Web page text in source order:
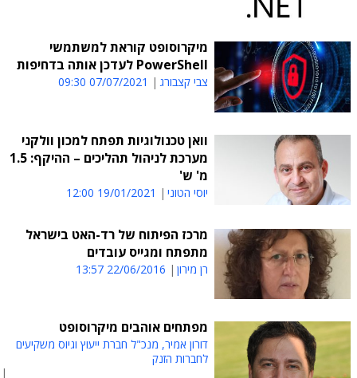
מיקרוסופט קוראת למשתמשי
PowerShell לעדכן אותה בדחיפות
צבי קצבורג 07/07/2021 09:30
וואן טכנולוגיות תפתח למכון וולקני
מערכת לניהול תהליכים – ההיקף: 1.5
מ' ש'
יוסי הטוני 19/01/2021 12:00
מרכז הפיתוח של רד-האט בישראל
מתפתח ומגייס עובדים
רן מירון 22/06/2016 13:57
מפתחים אוהבים מיקרוסופט
דורון אמיר, מנכ"ל חברת ייעוץ וגיוס משקיעים
לחברות הזנק